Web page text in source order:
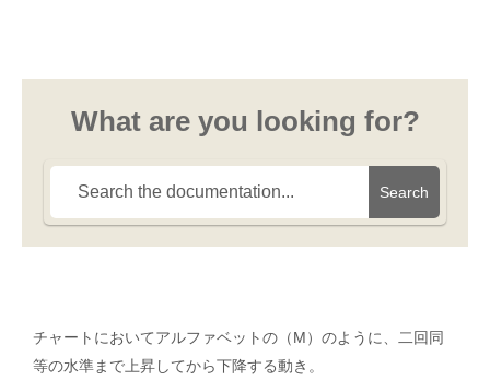
What are you looking for?
Search
チャートにおいてアルファベットの（M）のように、二回同
等の水準まで上昇してから下降する動き。